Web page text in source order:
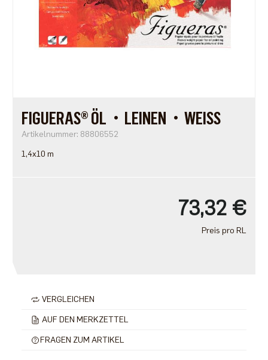
FIGUERAS® ÖL・LEINEN・WEISS
Artikelnummer: 88806552
1,4x10 m
73,32 €
Preis pro RL
VERGLEICHEN
AUF DEN MERKZETTEL
FRAGEN ZUM ARTIKEL